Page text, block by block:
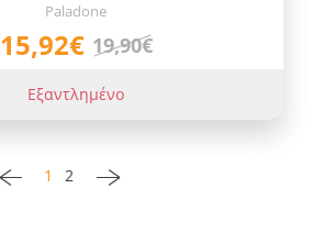
Paladone
15,92€ 19,90€
Εξαντλημένο
1 2